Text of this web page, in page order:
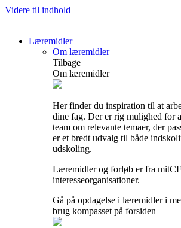
Videre til indhold
Læremidler
Om læremidler
Tilbage
Om læremidler
Her finder du inspiration til at
dine fag. Der er rig mulighed for
team om relevante temaer, der
er et bredt udvalg til både
udskoling.
Læremidler og forløb er fra
interesseorganisationer.
Gå på opdagelse i læremidler i
brug kompasset på forsiden